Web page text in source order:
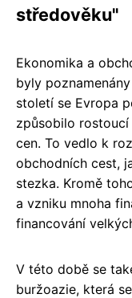
středověku"
Ekonomika a
byly
století se Evropa
způsobilo
cen. To vedlo k
obchodních cest,
stezka. Kromě
a vzniku mnoha
financování
V této době se
buržoazie, která